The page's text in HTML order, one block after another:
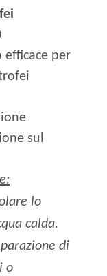
per
sul
lo
calda.
di
o